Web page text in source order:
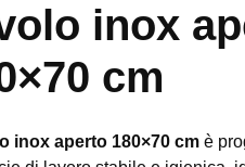
inox
cm
inox aperto 180×70 cm è